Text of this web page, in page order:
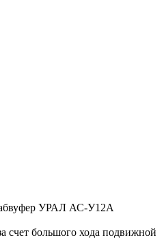
УРАЛ АС-У12А
счет большого хода подвижной